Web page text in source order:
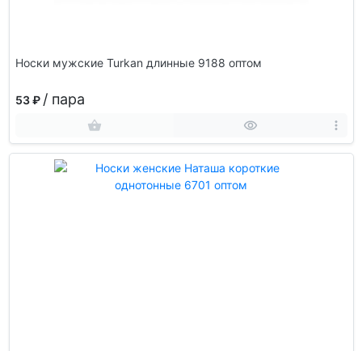
Носки мужские Turkan длинные 9188 оптом
53 ₽ / пара